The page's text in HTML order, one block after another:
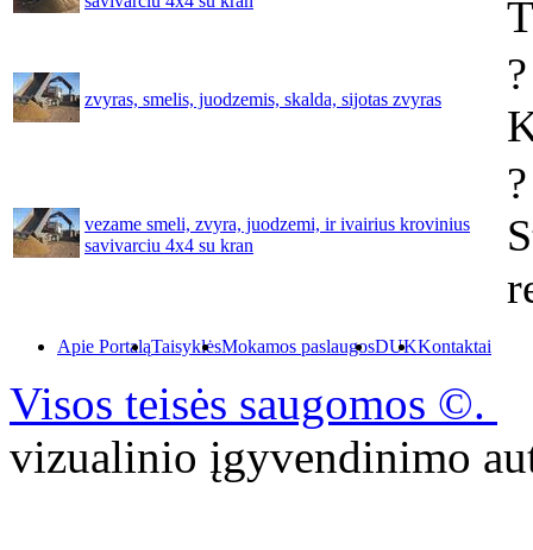
zvyras, smelis, juodzemis, skalda, sijotas zvyras
?
vezame smeli, zvyra, juodzemi, ir ivairius krovinius
savivarciu 4x4 su kran
?
Apie PortaląTaisyklėsMokamos paslaugosDUKKontaktai
Visos teisės saugomos ©.
vizualinio įgyvendinimo